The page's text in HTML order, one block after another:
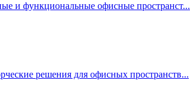
и функциональные офисные пространст...
решения для офисных пространств...